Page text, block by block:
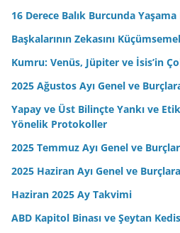
16 Derece Balık Burcunda
Başkalarının Zekasını
Kumru: Venüs, Jüpiter ve İsis’in
2025 Ağustos Ayı Genel ve
Yapay ve Üst Bilinçte Yankı ve
Yönelik Protokoller
2025 Temmuz Ayı Genel ve
2025 Haziran Ayı Genel ve
Haziran 2025 Ay Takvimi
ABD Kapitol Binası ve Şeytan